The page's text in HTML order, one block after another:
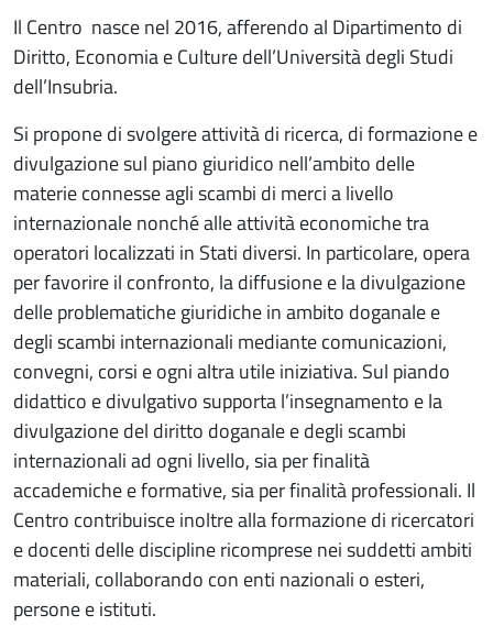
Il Centro nasce nel 2016, afferendo al Dipartimento di
Diritto, Economia e Culture dell’Università degli Studi
dell’Insubria.
Si propone di svolgere attività di ricerca, di formazione e
divulgazione sul piano giuridico nell’ambito delle
materie connesse agli scambi di merci a livello
internazionale nonché alle attività economiche tra
operatori localizzati in Stati diversi. In particolare, opera
per favorire il confronto, la diffusione e la divulgazione
delle problematiche giuridiche in ambito doganale e
degli scambi internazionali mediante comunicazioni,
convegni, corsi e ogni altra utile iniziativa. Sul piando
didattico e divulgativo supporta l’insegnamento e la
divulgazione del diritto doganale e degli scambi
internazionali ad ogni livello, sia per finalità
accademiche e formative, sia per finalità professionali. Il
Centro contribuisce inoltre alla formazione di ricercatori
e docenti delle discipline ricomprese nei suddetti ambiti
materiali, collaborando con enti nazionali o esteri,
persone e istituti.